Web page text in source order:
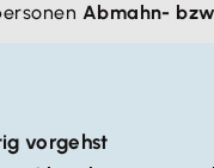
Abmahn-
vorgehst